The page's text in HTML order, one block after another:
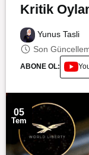
Kritik
Yunus Tasli
Son
ABONE OL:
05
Tem